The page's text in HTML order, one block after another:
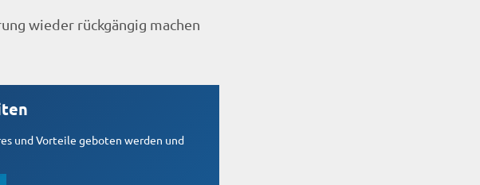
wieder rückgängig machen
und Vorteile geboten werden und